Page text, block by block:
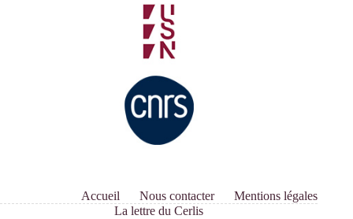
Accueil Nous contacter
Mentions légales
La lettre du Cerlis